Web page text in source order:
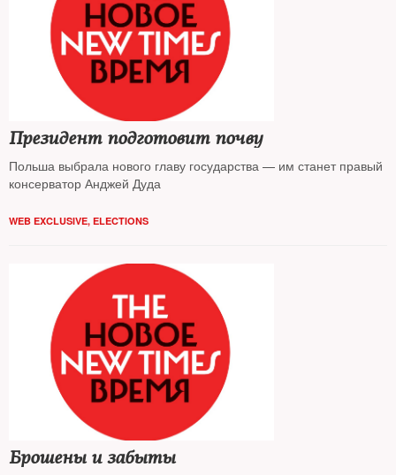
Президент подготовит почву
Польша выбрала нового главу государства — им станет правый
консерватор Анджей Дуда
WEB EXCLUSIVE, ELECTIONS
Брошены и забыты